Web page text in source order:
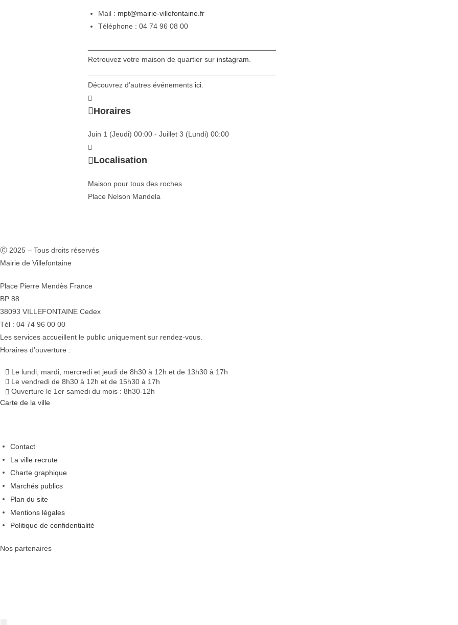
Mail : mpt@mairie-villefontaine.fr
Téléphone : 04 74 96 08 00
Retrouvez votre maison de quartier sur instagram
Découvrez d’autres événements ici
Horaires
Juin 1 (Jeudi) 00:00 - Juillet 3 (Lundi) 00:00
Localisation
Maison pour tous des roches
Place Nelson Mandela
Ⓒ 2025 – Tous droits réservés
Mairie de Villefontaine
Place Pierre Mendès France
BP 88
38093 VILLEFONTAINE Cedex
Tél : 04 74 96 00 00
Les services accueillent le public uniquement sur rendez-vous.
Horaires d’ouverture :
Le lundi, mardi, mercredi et jeudi de 8h30 à 12h et de 13h30 à 17h
Le vendredi de 8h30 à 12h et de 15h30 à 17h
Ouverture le 1er samedi du mois : 8h30-12h
Carte de la ville
Contact
La ville recrute
Charte graphique
Marchés publics
Plan du site
Mentions légales
Politique de confidentialité
Nos partenaires